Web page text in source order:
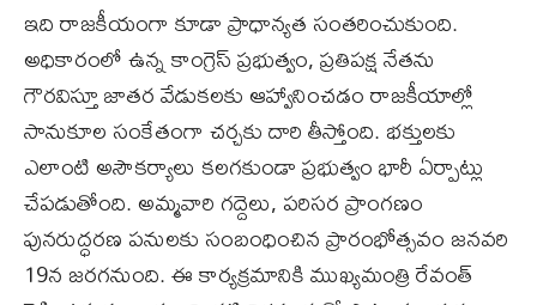
ఇది రాజకీయంగా కూడా ప్రాధాన్యత సంతరించుకుంది.
అధికారంలో ఉన్న కాంగ్రెస్ ప్రభుత్వం, ప్రతిపక్ష నేతను
గౌరవిస్తూ జాతర వేడుకలకు ఆహ్వానించడం రాజకీయాల్లో
సానుకూల సంకేతంగా చర్చకు దారి తీస్తోంది. భక్తులకు
ఎలాంటి అసౌకర్యాలు కలగకుండా ప్రభుత్వం భారీ ఏర్పాట్లు
చేపడుతోంది. అమ్మవారి గద్దెలు, పరిసర ప్రాంగణం
పునరుద్ధరణ పనులకు సంబంధించిన ప్రారంభోత్సవం జనవరి
19న జరగనుంది. ఈ కార్యక్రమానికి ముఖ్యమంత్రి రేవంత్